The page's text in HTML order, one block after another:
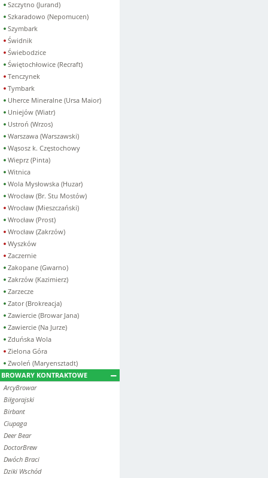
Szczytno (Jurand)
Szkaradowo (Nepomucen)
Szymbark
Świdnik
Świebodzice
Świętochłowice (Recraft)
Tenczynek
Tymbark
Uherce Mineralne (Ursa Maior)
Uniejów (Wiatr)
Ustroń (Wrzos)
Warszawa (Warszawski)
Wąsosz k. Częstochowy
Wieprz (Pinta)
Witnica
Wola Mysłowska (Huzar)
Wrocław (Br. Stu Mostów)
Wrocław (Mieszczański)
Wrocław (Prost)
Wrocław (Zakrzów)
Wyszków
Zaczernie
Zakopane (Gwarno)
Zakrzów (Kazimierz)
Zarzecze
Zator (Brokreacja)
Zawiercie (Browar Jana)
Zawiercie (Na Jurze)
Zduńska Wola
Zielona Góra
Zwoleń (Maryensztadt)
BROWARY KONTRAKTOWE
ArcyBrowar
Biłgorajski
Birbant
Ciupaga
Deer Bear
DoctorBrew
Dwóch Braci
Dziki Wschód